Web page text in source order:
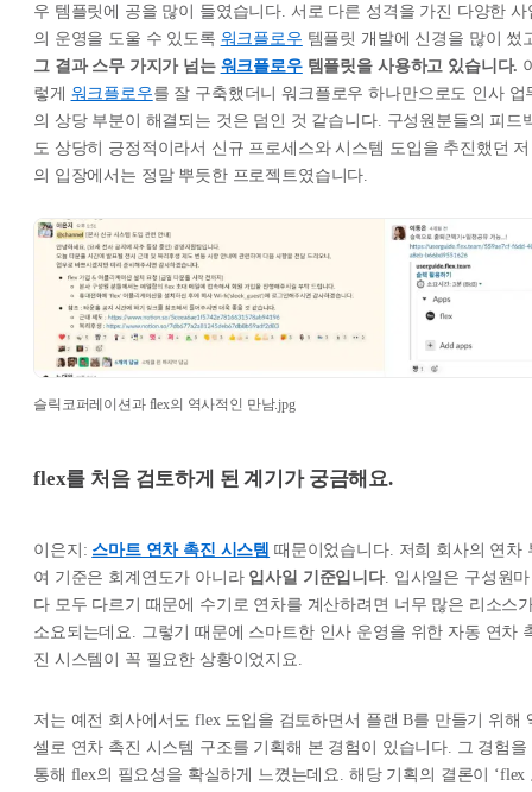
우 템플릿에 공을 많이 들였습니다. 서로 다른 성격을 가진 다양한 사
의 운영을 도울 수 있도록 워크플로우 템플릿 개발에 신경을 많이 썼
그 결과 스무 가지가 넘는 워크플로우템플릿을 사용하고 있습니다.
렇게 워크플로우를 잘 구축했더니 워크플로우 하나만으로도 인사 업
의 상당 부분이 해결되는 것은 덤인 것 같습니다. 구성원분들의 피드
도 상당히 긍정적이라서 신규 프로세스와 시스템 도입을 추진했던 저
의 입장에서는 정말 뿌듯한 프로젝트였습니다.
슬릭코퍼레이션과 flex의 역사적인 만남.jpg
flex를 처음 검토하게 된 계기가 궁금해요.
이은지: 스마트 연차 촉진 시스템 때문이었습니다. 저희 회사의 연차
여 기준은 회계연도가 아니라 입사일 기준입니다. 입사일은 구성원마
다 모두 다르기 때문에 수기로 연차를 계산하려면 너무 많은 리소스
소요되는데요. 그렇기 때문에 스마트한 인사 운영을 위한 자동 연차
진 시스템이 꼭 필요한 상황이었지요.
저는 예전 회사에서도 flex 도입을 검토하면서 플랜 B를 만들기 위해
셀로 연차 촉진 시스템 구조를 기획해 본 경험이 있습니다. 그 경험을
통해 flex의 필요성을 확실하게 느꼈는데요. 해당 기획의 결론이 ‘flex